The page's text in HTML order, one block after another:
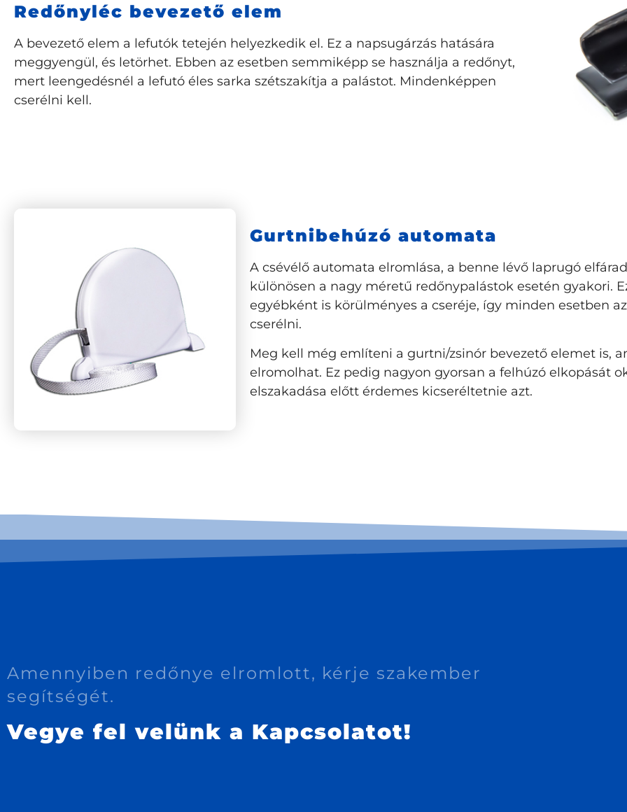
Redőnyléc bevezető elem
A bevezető elem a lefutók tetején helyezkedik el. Ez a napsugárzás hatására
meggyengül, és letörhet. Ebben az esetben semmiképp se használja a redőnyt,
mert leengedésnél a lefutó éles sarka szétszakítja a palástot. Mindenképpen
cserélni kell.
Gurtnibehúzó automata
A csévélő automata elromlása, a benne lévő laprugó
különösen a nagy méretű redőnypalástok esetén gyakori.
egyébként is körülményes a cseréje, így minden esetben
cserélni.
Meg kell még említeni a gurtni/zsinór bevezető elemet is,
elromolhat. Ez pedig nagyon gyorsan a felhúzó elkopását
elszakadása előtt érdemes kicseréltetnie azt.
Amennyiben redőnye elromlott, kérje szakember
segítségét.
Vegye fel velünk a Kapcsolatot!